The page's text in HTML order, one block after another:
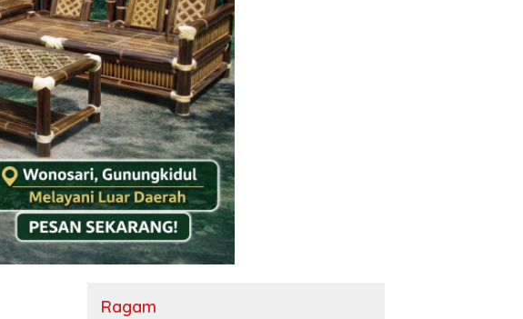
Ragam